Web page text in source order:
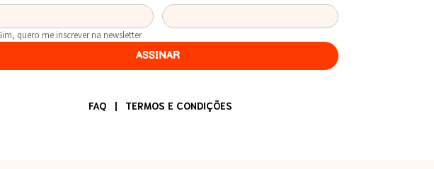
quero me inscrever na newsletter
ASSINAR
FAQ| TERMOS E CONDIÇÕES